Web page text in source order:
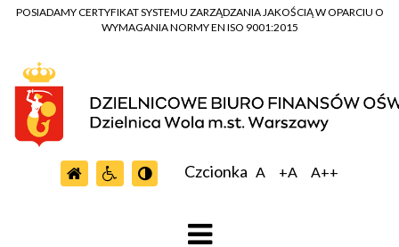
POSIADAMY CERTYFIKAT SYSTEMU ZARZĄDZANIA JAKOŚCIĄ W OPARCIU O
WYMAGANIA NORMY EN ISO 9001:2015
Czcionka A +A A++